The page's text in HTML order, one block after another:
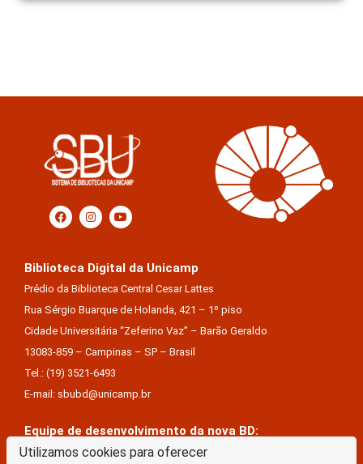
Utilizamos cookies para oferecer
Biblioteca Digital da Unicamp
Prédio da Biblioteca Central Cesar Lattes
Rua Sérgio Buarque de Holanda, 421 – 1º piso
Cidade Universitária “Zeferino Vaz” – Barão Geraldo
13083-859 – Campinas – SP – Brasil
Tel.: (19) 3521-6493
E-mail: sbubd@unicamp.br
Equipe de desenvolvimento da nova BD:
Keite Aparecida Duarte